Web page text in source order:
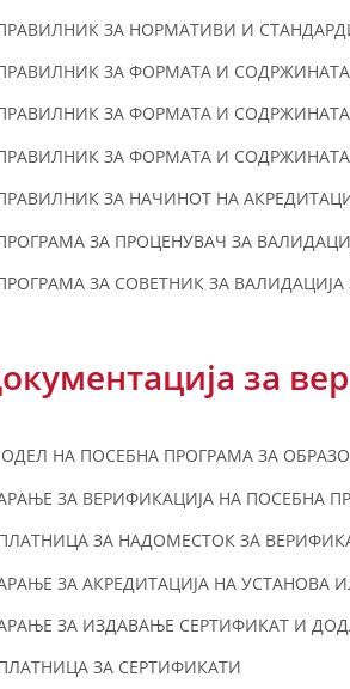
ЗА НОРМАТИВИ И
ЗА ФОРМАТА И
ЗА ФОРМАТА И
ЗА ФОРМАТА И СОДРЖИНАТА
ЗА НАЧИНОТ НА
ЗА ПРОЦЕНУВАЧ ЗА
ЗА СОВЕТНИК ЗА
за
НА ПОСЕБНА ПРОГРАМА ЗА
ЗА ВЕРИФИКАЦИЈА НА ПОСЕБНА
ЗА НАДОМЕСТОК ЗА
ЗА АКРЕДИТАЦИЈА НА
ЗА ИЗДАВАЊЕ СЕРТИФИКАТ И
ЗА СЕРТИФИКАТИ